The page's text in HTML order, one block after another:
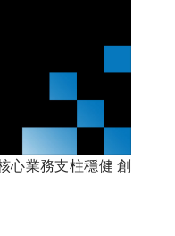
心業務支柱穩健 創